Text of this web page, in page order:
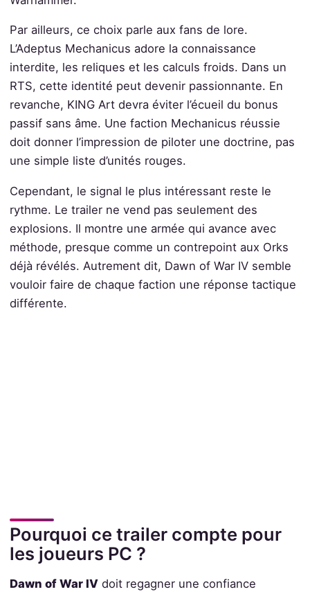
Par ailleurs, ce choix parle aux fans de lore.
L’Adeptus Mechanicus adore la connaissance
interdite, les reliques et les calculs froids. Dans un
RTS, cette identité peut devenir passionnante. En
revanche, KING Art devra éviter l’écueil du bonus
passif sans âme. Une faction Mechanicus réussie
doit donner l’impression de piloter une doctrine, pas
une simple liste d’unités rouges.
Cependant, le signal le plus intéressant reste le
rythme. Le trailer ne vend pas seulement des
explosions. Il montre une armée qui avance avec
méthode, presque comme un contrepoint aux Orks
déjà révélés. Autrement dit, Dawn of War IV semble
vouloir faire de chaque faction une réponse tactique
différente.
Pourquoi ce trailer compte pour
les joueurs PC ?
Dawn of War IVdoit regagner une confiance